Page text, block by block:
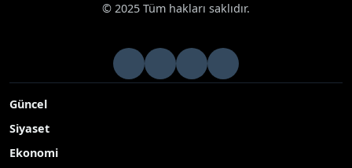
© 2025 Tüm hakları saklıdır.
Güncel
Siyaset
Ekonomi